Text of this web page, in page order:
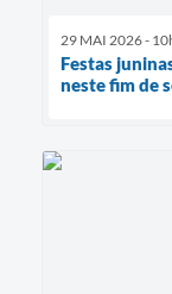
29 MAI 2026 -
Festas
neste fim de